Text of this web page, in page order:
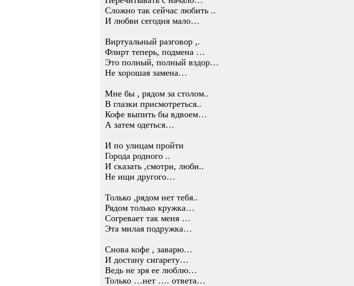
Сложно так сейчас любить ..
И любви сегодня мало…
Виртуальный разговор ,.
Флирт теперь, подмена …
Это полный, полный вздор…
Не хорошая замена…
Мне бы , рядом за столом..
В глазки присмотреться..
Кофе выпить бы вдвоем…
А затем одеться…
И по улицам пройти
Города родного ..
И сказать ,смотри, люби..
Не ищи другого…
Только ,рядом нет тебя..
Рядом только кружка…
Согревает так меня …
Эта милая подружка…
Снова кофе , заварю…
И достану сигарету…
Ведь не зря ее люблю…
Только …нет …. ответа…